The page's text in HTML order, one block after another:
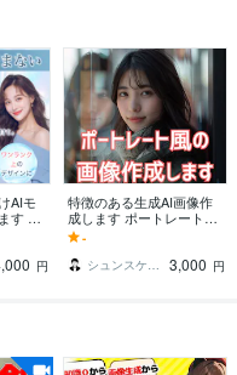
AIモ
す 撮
のモ
・SN
円
特徴のある生成AI画像作
成します ポートレート風
の画像を提供します
-
シュンスケ（AI×DXコンサルタント）
3,000 円